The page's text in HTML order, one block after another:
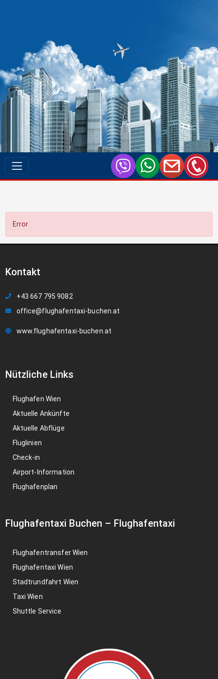
Error
Kontakt
+43 667 795 9082
office@flughafentaxi-buchen.at
www.flughafentaxi-buchen.at
Nützliche Links
Flughafen Wien
Aktuelle Ankünfte
Aktuelle Abflüge
Fluglinien
Check-in
Airport-Information
Flughafenplan
Flughafentaxi Buchen – Flughafentaxi
Flughafentransfer Wien
Flughafentaxi Wien
Stadtrundfahrt Wien
Taxi Wien
Shuttle Service